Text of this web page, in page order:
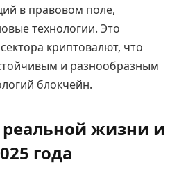
в правовом поле,
технологии. Это
криптовалют, что
и разнообразным
блокчейн.
жизни и
года